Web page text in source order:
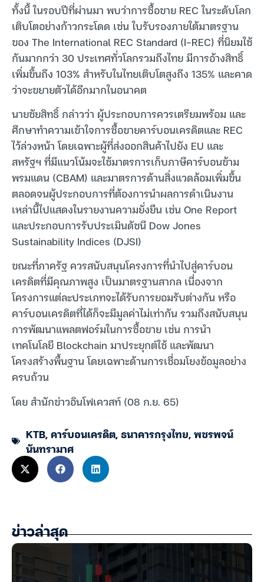
ทั้งนี้ ในรอบปีที่ผ่านมา พบว่าการซื้อขาย REC ในระดับโลก
เติบโตอย่างก้าวกระโดด เช่น ใบรับรองภายใต้มาตรฐาน
ของ The International REC Standard (I-REC) ที่นิยมใช้
กันมากกว่า 30 ประเทศทั่วโลกรวมถึงไทย มีการอ้างสิทธิ์
เพิ่มขึ้นถึง 103% สำหรับในไทยเติบโตสูงถึง 135% และคาด
ว่าจะขยายตัวได้อีกมากในอนาคต
นายชัยสิทธิ์ กล่าวว่า ผู้ประกอบการควรเตรียมพร้อม และ
ศึกษาทำความเข้าใจการซื้อขายคาร์บอนเครดิตและ REC
ไว้ล่วงหน้า โดยเฉพาะผู้ที่ส่งออกสินค้าไปยัง EU และ
สหรัฐฯ ที่มีแนวโน้มจะใช้มาตรการเก็บภาษีคาร์บอนข้าม
พรมแดน (CBAM) และมาตรการด้านสิ่งแวดล้อมเพิ่มขึ้น
ตลอดจนผู้ประกอบการที่ต้องการนำผลการดำเนินงาน
เหล่านี้ไปแสดงในรายงานความยั่งยืน เช่น One Report
และประกอบการรับประเมินดัชนี Dow Jones
Sustainability Indices (DJSI)
ขณะที่ภาครัฐ ควรสนับสนุนโครงการที่นำไปสู่คาร์บอน
เครดิตที่มีคุณภาพสูง เป็นมาตรฐานสากล เนื่องจาก
โครงการแต่ละประเภทจะได้รับการยอมรับต่างกัน หรือ
คาร์บอนเครดิตที่ได้ก็จะมีมูลค่าไม่เท่ากัน รวมถึงสนับสนุน
การพัฒนาแพลตฟอร์มในการซื้อขาย เช่น การนำ
เทคโนโลยี Blockchain มาประยุกต์ใช้ และพัฒนา
โครงสร้างพื้นฐาน โดยเฉพาะด้านการเชื่อมโยงข้อมูลอย่าง
ครบถ้วน
โดย สำนักข่าวอินโฟเควสท์ (08 ก.ย. 65)
KTB,คาร์บอนเครดิต,ธนาคารกรุงไทย,พชรพจน์
นันทรามาศ
ข่าวล่าสุด